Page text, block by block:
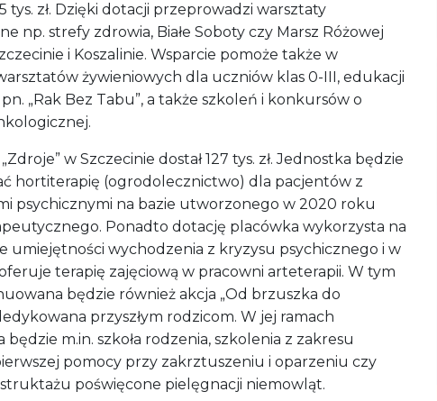
tys. zł. Dzięki dotacji przeprowadzi warsztaty
np. strefy zdrowia, Białe Soboty czy Marsz Różowej
i Koszalinie. Wsparcie pomoże także w
żywieniowych dla uczniów klas 0-III, edukacji
„Rak Bez Tabu”, a także szkoleń i konkursów o
w Szczecinie dostał 127 tys. zł. Jednostka będzie
hortiterapię (ogrodolecznictwo) dla pacjentów z
psychicznymi na bazie utworzonego w 2020 roku
Ponadto dotację placówka wykorzysta na
umiejętności wychodzenia z kryzysu psychicznego i w
terapię zajęciową w pracowni arteterapii. W tym
będzie również akcja „Od brzuszka do
przyszłym rodzicom. W jej ramach
będzie m.in. szkoła rodzenia, szkolenia z zakresu
pomocy przy zakrztuszeniu i oparzeniu czy
poświęcone pielęgnacji niemowląt.